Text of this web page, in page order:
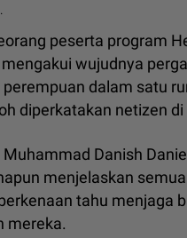
peserta program
wujudnya
perempuan dalam satu
diperkatakan netizen
Danish
menjelaskan
tahu menjaga
mereka.